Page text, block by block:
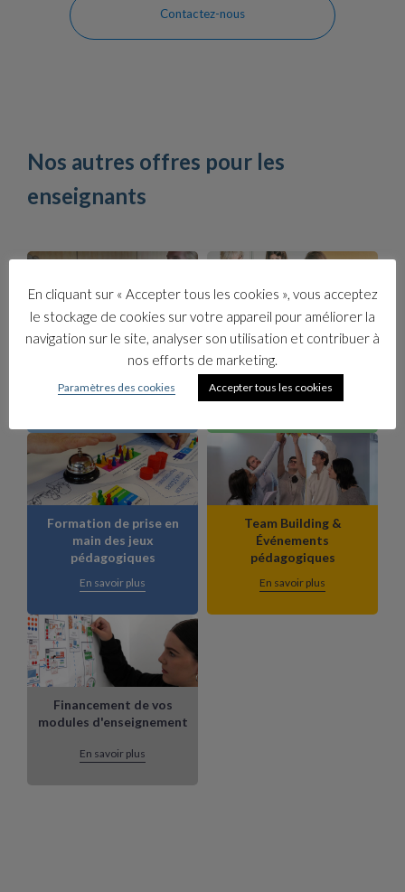
Contactez-nous
Nos autres offres pour les
enseignants
Catalogue de jeux
sérieux
Jeux sur mesure &
ludification de vos
contenus
En savoir plus
Formation de prise en
main des jeux
pédagogiques
En savoir plus
Team Building &
Événements
pédagogiques
En savoir plus
Financement de vos
modules d'enseignement
En savoir plus
En cliquant sur « Accepter tous les cookies », vous acceptez
le stockage de cookies sur votre appareil pour améliorer la
navigation sur le site, analyser son utilisation et contribuer à
nos efforts de marketing.
Paramètres des cookies Accepter tous les cookies